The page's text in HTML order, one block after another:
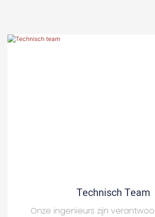
Technisch Team
Onze ingenieurs zijn